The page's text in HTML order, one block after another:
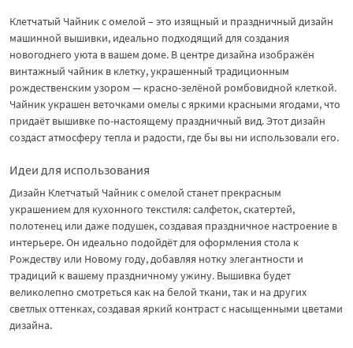
Клетчатый Чайник с омелой – это изящный и праздничный дизайн
машинной вышивки, идеально подходящий для создания
новогоднего уюта в вашем доме. В центре дизайна изображён
винтажный чайник в клетку, украшенный традиционным
рождественским узором — красно-зелёной ромбовидной клеткой.
Чайник украшен веточками омелы с яркими красными ягодами, что
придаёт вышивке по-настоящему праздничный вид. Этот дизайн
создаст атмосферу тепла и радости, где бы вы ни использовали его.
Идеи для использования
Дизайн Клетчатый Чайник с омелой станет прекрасным
украшением для кухонного текстиля: салфеток, скатертей,
полотенец или даже подушек, создавая праздничное настроение в
интерьере. Он идеально подойдёт для оформления стола к
Рождеству или Новому году, добавляя нотку элегантности и
традиций к вашему праздничному ужину. Вышивка будет
великолепно смотреться как на белой ткани, так и на других
светлых оттенках, создавая яркий контраст с насыщенными цветами
дизайна.